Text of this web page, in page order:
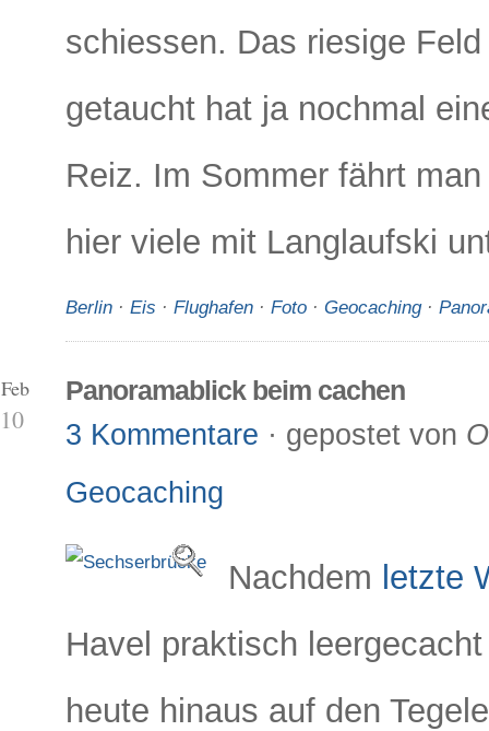
schiessen. Das riesige
getaucht hat ja nochmal
Reiz. Im Sommer fährt
hier viele mit Langlaufski
Berlin · Eis · Flughafen · Foto · Geocaching·
Panoramablick beim cachen
3 Kommentare · gepostet von
Geocaching
Nachdem letzte
Havel praktisch
heute hinaus auf den